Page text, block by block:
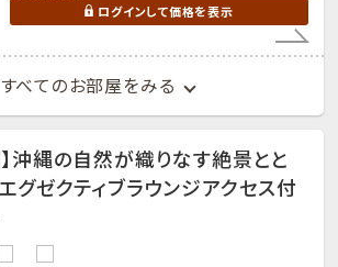
ログインして価格を表示
すべてのお部屋をみる
】沖縄の自然が織りなす絶景とと
グゼクティブラウンジアクセス付